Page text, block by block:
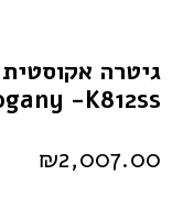
-k812ss
₪2,007.00